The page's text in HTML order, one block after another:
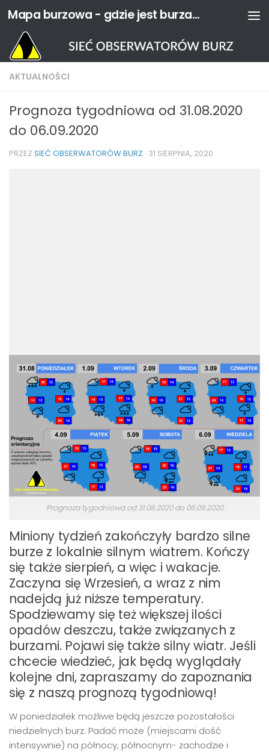
Przejdź do treści Mapa burzowa - gdzie jest burza? | Sieć Obserwatorów Burz
AKTUALNOŚCI
Prognoza tygodniowa od 31.08.2020
do 06.09.2020
PRZEZ SIEĆ OBSERWATORÓW BURZ · 31 SIERPNIA, 2020
Prognoza tygodniowa od 31.08.2020 do 06.09.2020
Miniony tydzień zakończyły bardzo silne
burze z lokalnie silnym wiatrem. Kończy
się także sierpień, a więc i wakacje.
Zaczyna się Wrzesień, a wraz z nim
nadejdą już niższe temperatury.
Spodziewamy się też większej ilości
opadów deszczu, także związanych z
burzami. Pojawi się także silny wiatr. Jeśli
chcecie wiedzieć, jak będą wyglądały
kolejne dni, zapraszamy do zapoznania
się z naszą prognozą tygodniową!
W poniedziałek możliwe będą jeszcze pozostałości
niedzielnych burz. Padać może (miejscami dość
intensywnie) na północy, północnym- zachodzie i